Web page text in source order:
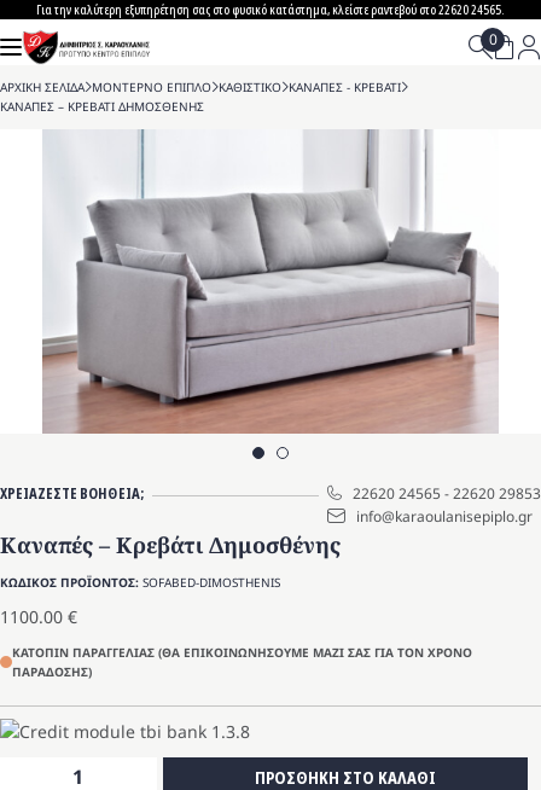
to
content
Για την καλύτερη εξυπηρέτηση σας στο φυσικό κατάστημα, κλείστε ραντεβού στο 22620 24565.
ΑΡΧΙΚΗ ΣΕΛΙΔΑ>ΜΟΝΤΕΡΝΟ ΕΠΙΠΛΟ>ΚΑΘΙΣΤΙΚΟ>ΚΑΝΑΠΕΣ - ΚΡΕΒΑΤΙ>
ΚΑΝΑΠΕΣ – ΚΡΕΒΑΤΙ ΔΗΜΟΣΘΕΝΗΣ
ΧΡΕΙΑΖΕΣΤΕ ΒΟΗΘΕΙΑ; 22620 24565-22620 29853
info@karaoulanisepiplo.gr
Καναπές – Κρεβάτι Δημοσθένης
ΚΩΔΙΚΟΣ ΠΡΟΪΟΝΤΟΣ: SOFABED-DIMOSTHENIS
1100.00 €
ΚΑΤΟΠΙΝ ΠΑΡΑΓΓΕΛΙΑΣ (ΘΑ ΕΠΙΚΟΙΝΩΝΗΣΟΥΜΕ ΜΑΖΙ ΣΑΣ ΓΙΑ ΤΟΝ ΧΡΟΝΟ
ΠΑΡΑΔΟΣΗΣ)
ΠΡΟΣΘΗΚΗ ΣΤΟ ΚΑΛΑΘΙ